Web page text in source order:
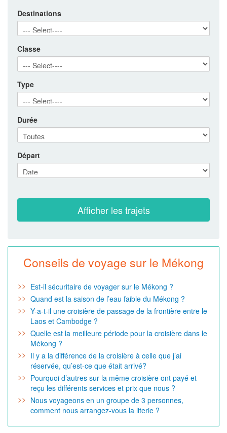
Destinations
Classe
Type
Durée
Départ
Conseils de voyage sur le Mékong
Est-il sécuritaire de voyager sur le Mékong ?
Quand est la saison de l’eau faible du Mékong ?
Y-a-t-il une croisière de passage de la frontière entre le
Laos et Cambodge ?
Quelle est la meilleure période pour la croisière dans le
Mékong ?
Il y a la différence de la croisière à celle que j’ai
réservée, qu’est-ce que était arrivé?
Pourquoi d’autres sur la même croisière ont payé et
reçu les différents services et prix que nous ?
Nous voyageons en un groupe de 3 personnes,
comment nous arrangez-vous la literie ?